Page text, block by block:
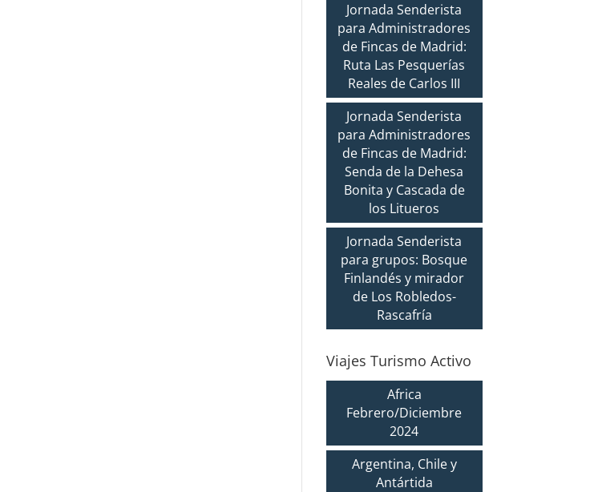
Jornada Senderista
para Administradores
de Fincas de Madrid:
Ruta Las Pesquerías
Reales de Carlos III
Jornada Senderista
para Administradores
de Fincas de Madrid:
Senda de la Dehesa
Bonita y Cascada de
los Litueros
Jornada Senderista
para grupos: Bosque
Finlandés y mirador
de Los Robledos-
Rascafría
Viajes Turismo Activo
Africa
Febrero/Diciembre
2024
Argentina, Chile y
Antártida